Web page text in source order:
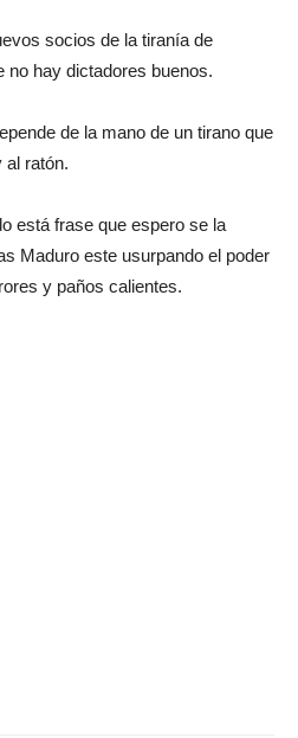
socios de la tiranía de
no hay dictadores buenos.
de la mano de un tirano que
al ratón.
está frase que espero se la
Maduro este usurpando el poder
y paños calientes.